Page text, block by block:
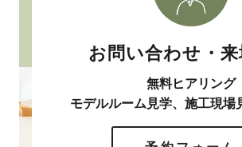
お問い合わせ・来
無料ヒアリング
モデルルーム見学、施工現場